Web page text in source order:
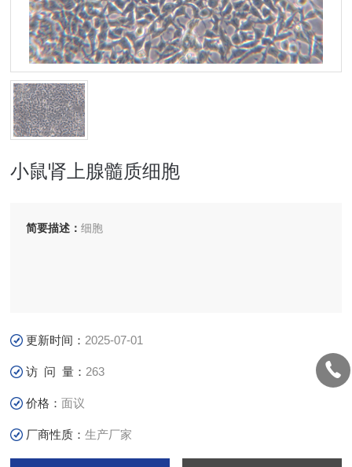
小鼠肾上腺髓质细胞
简要描述：细胞
更新时间： 2025-07-01
访 问 量： 263
价格：面议
厂商性质：生产厂家